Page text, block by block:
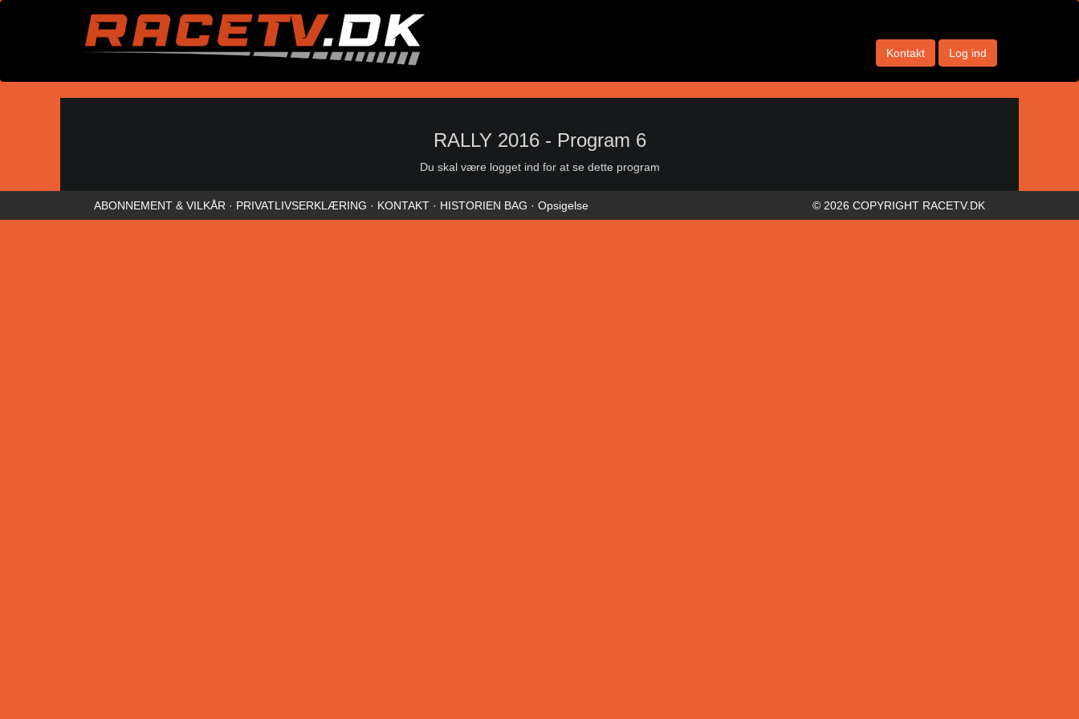
Kontakt Log ind
RALLY 2016 - Program 6
Du skal være logget ind for at se dette program
ABONNEMENT & VILKÅR · PRIVATLIVSERKLÆRING · KONTAKT · HISTORIEN BAG · Opsigelse © 2026 COPYRIGHT RACETV.DK